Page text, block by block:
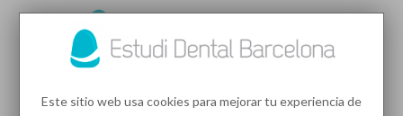
Este sitio web usa cookies para mejorar tu experiencia de